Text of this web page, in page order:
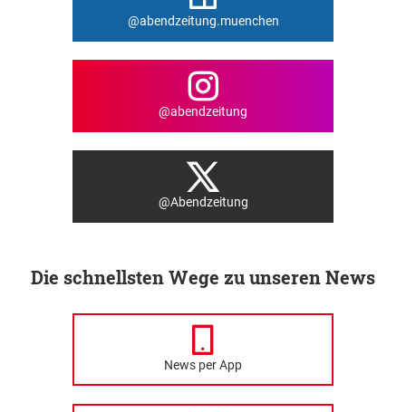
@abendzeitung.muenchen
@abendzeitung
@Abendzeitung
Die schnellsten Wege zu unseren News
News per App